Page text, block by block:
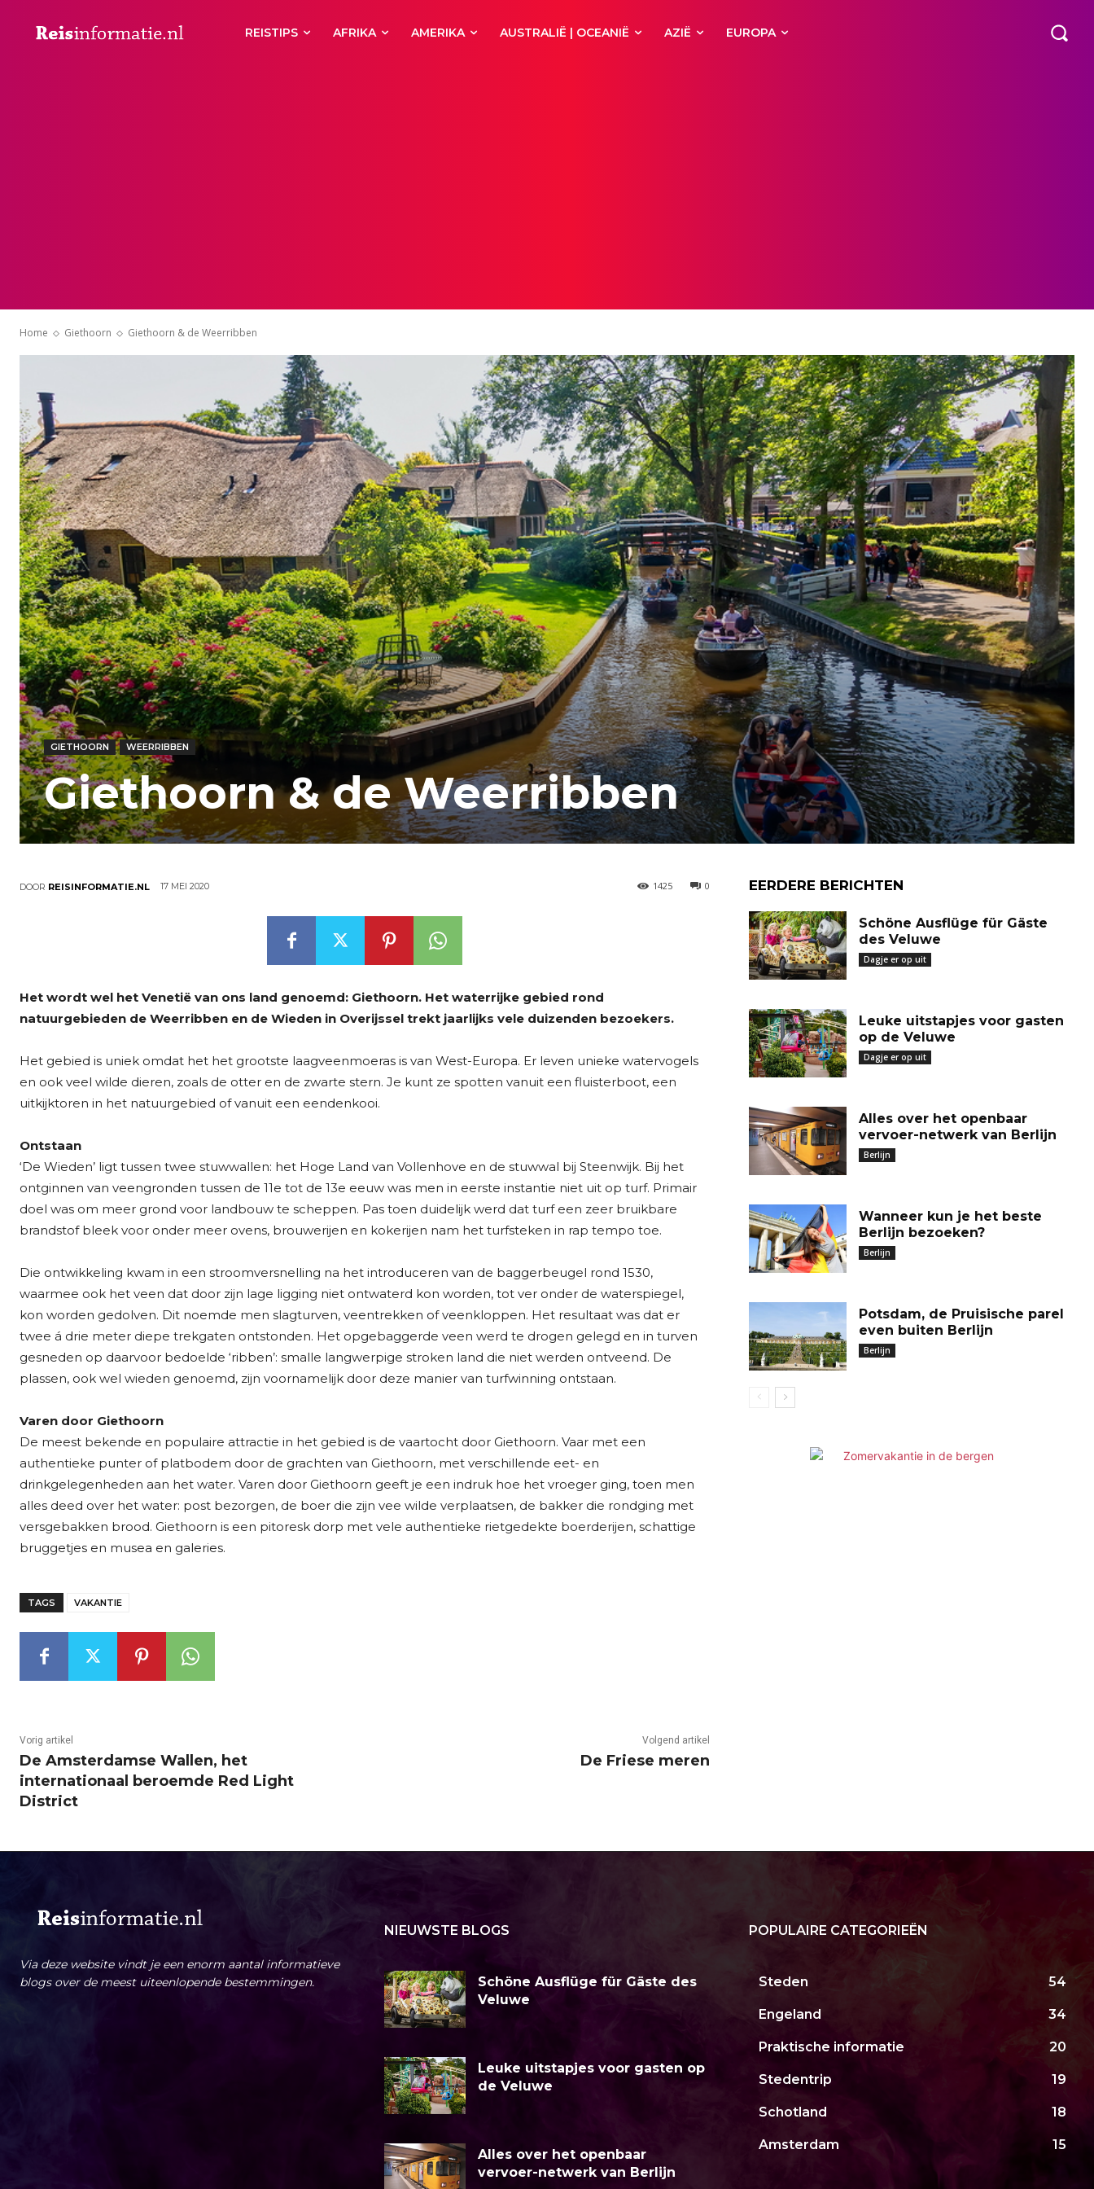
REISTIPS AFRIKA AMERIKA AUSTRALIË | OCEANIË AZIË EUROPA
Home Giethoorn Giethoorn & de Weerribben
GIETHOORN WEERRIBBEN
Giethoorn & de Weerribben
DOOR REISINFORMATIE.NL 17 MEI 2020 0
1425
Het wordt wel het Venetië van ons land genoemd: Giethoorn. Het waterrijke gebied rond
natuurgebieden de Weerribben en de Wieden in Overijssel trekt jaarlijks vele duizenden bezoekers.
Het gebied is uniek omdat het het grootste laagveenmoeras is van West-Europa. Er leven unieke watervogels
en ook veel wilde dieren, zoals de otter en de zwarte stern. Je kunt ze spotten vanuit een fluisterboot, een
uitkijktoren in het natuurgebied of vanuit een eendenkooi.
Ontstaan
‘De Wieden’ ligt tussen twee stuwwallen: het Hoge Land van Vollenhove en de stuwwal bij Steenwijk. Bij het
ontginnen van veengronden tussen de 11e tot de 13e eeuw was men in eerste instantie niet uit op turf. Primair
doel was om meer grond voor landbouw te scheppen. Pas toen duidelijk werd dat turf een zeer bruikbare
brandstof bleek voor onder meer ovens, brouwerijen en kokerijen nam het turfsteken in rap tempo toe.
Die ontwikkeling kwam in een stroomversnelling na het introduceren van de baggerbeugel rond 1530,
waarmee ook het veen dat door zijn lage ligging niet ontwaterd kon worden, tot ver onder de waterspiegel,
kon worden gedolven. Dit noemde men slagturven, veentrekken of veenkloppen. Het resultaat was dat er
twee á drie meter diepe trekgaten ontstonden. Het opgebaggerde veen werd te drogen gelegd en in turven
gesneden op daarvoor bedoelde ‘ribben’: smalle langwerpige stroken land die niet werden ontveend. De
plassen, ook wel wieden genoemd, zijn voornamelijk door deze manier van turfwinning ontstaan.
Varen door Giethoorn
De meest bekende en populaire attractie in het gebied is de vaartocht door Giethoorn. Vaar met een
authentieke punter of platbodem door de grachten van Giethoorn, met verschillende eet- en
drinkgelegenheden aan het water. Varen door Giethoorn geeft je een indruk hoe het vroeger ging, toen men
alles deed over het water: post bezorgen, de boer die zijn vee wilde verplaatsen, de bakker die rondging met
versgebakken brood. Giethoorn is een pitoresk dorp met vele authentieke rietgedekte boerderijen, schattige
bruggetjes en musea en galeries.
TAGS VAKANTIE
Vorig artikel
De Amsterdamse Wallen, het
internationaal beroemde Red Light
District
Volgend artikel
De Friese meren
EERDERE BERICHTEN
Schöne Ausflüge für Gäste
des Veluwe
Dagje er op uit
Leuke uitstapjes voor gasten
op de Veluwe
Dagje er op uit
Alles over het openbaar
vervoer-netwerk van Berlijn
Berlijn
Wanneer kun je het beste
Berlijn bezoeken?
Berlijn
Potsdam, de Pruisische parel
even buiten Berlijn
Berlijn
Via deze website vindt je een enorm aantal informatieve
blogs over de meest uiteenlopende bestemmingen.
NIEUWSTE BLOGS
Schöne Ausflüge für Gäste des
Veluwe
Leuke uitstapjes voor gasten op
de Veluwe
Alles over het openbaar
vervoer-netwerk van Berlijn
POPULAIRE CATEGORIEËN
Steden 54
Engeland 34
Praktische informatie 20
Stedentrip 19
Schotland 18
Amsterdam 15